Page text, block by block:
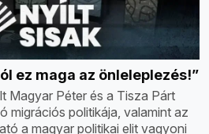
ez maga az önleleplezés!”
Magyar Péter és a Tisza Párt
migrációs politikája, valamint az
a magyar politikai elit vagyoni